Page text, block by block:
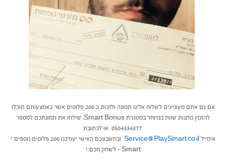
אם גם אתם מעוניינים לשלוח אלינו תמונה ולזכות ב 200 פלוסים אשר באמצעותם תוכלו
להזמין מתנות שוות במיוחד במסגרת Smart Bonus, שילחו את תמונתכם למספר
0504334377 או לכתובת
אימייל Service@PlaySmart.co.il ובחשבונכם האישי יעודכנו 200 פלוסים נוספים !
Smart – לשחק חכם !